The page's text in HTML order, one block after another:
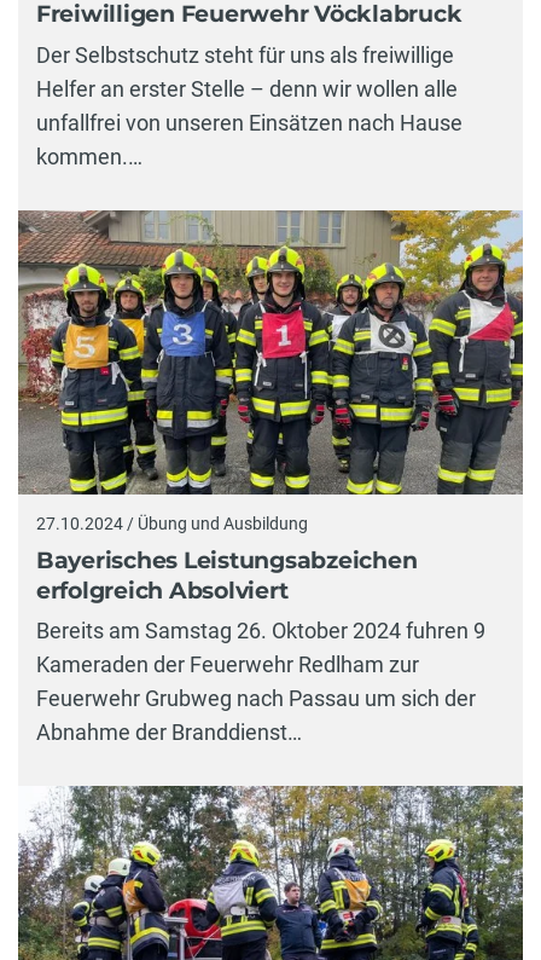
Freiwilligen Feuerwehr Vöcklabruck
Der Selbstschutz steht für uns als freiwillige
Helfer an erster Stelle – denn wir wollen alle
unfallfrei von unseren Einsätzen nach Hause
kommen.…
27.10.2024 / Übung und Ausbildung
Bayerisches Leistungsabzeichen
erfolgreich Absolviert
Bereits am Samstag 26. Oktober 2024 fuhren 9
Kameraden der Feuerwehr Redlham zur
Feuerwehr Grubweg nach Passau um sich der
Abnahme der Branddienst…